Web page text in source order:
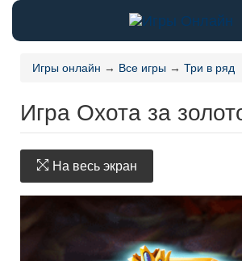
Игры онлайн → Все игры → Три в ряд
Игра Охота за
На весь экран